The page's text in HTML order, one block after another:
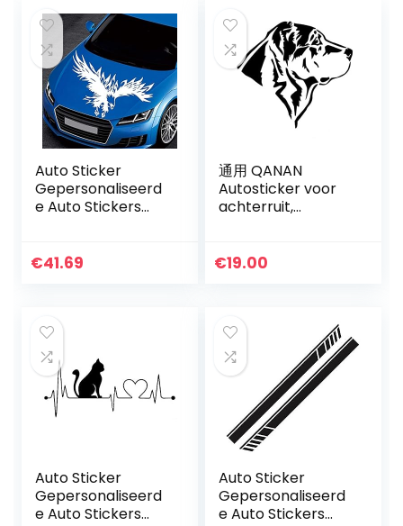
Auto Sticker
Gepersonaliseerd
e Auto Stickers
Auto Styling Stick
€41.69
通用 QANAN
Autosticker voor
achterruit,
autosticker,
€19.00
Auto Sticker
Gepersonaliseerd
e Auto Stickers
Auto Sticker
Gepersonaliseerd
e Auto Stickers